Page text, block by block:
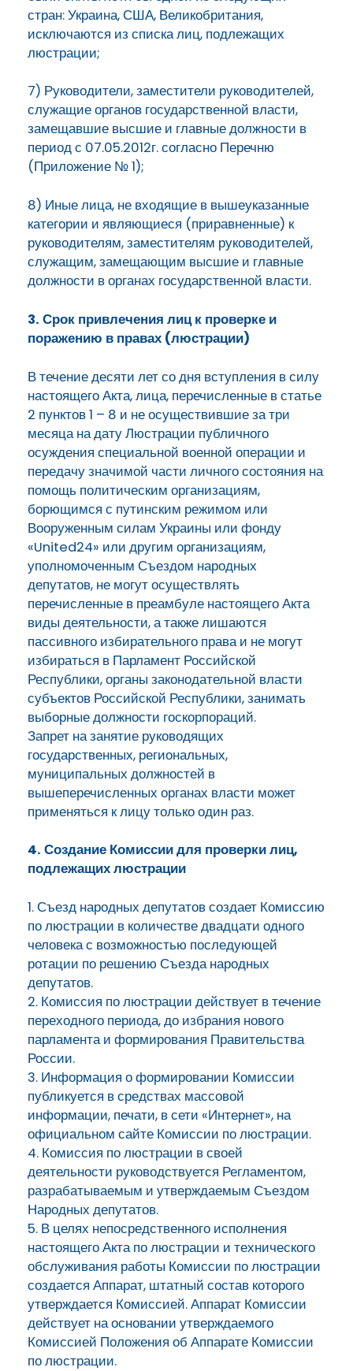
стран: Украина, США, Великобритания,
исключаются из списка лиц, подлежащих
люстрации;
7) Руководители, заместители руководителей,
служащие органов государственной власти,
замещавшие высшие и главные должности в
период с 07.05.2012г. согласно Перечню
(Приложение № 1);
8) Иные лица, не входящие в вышеуказанные
категории и являющиеся (приравненные) к
руководителям, заместителям руководителей,
служащим, замещающим высшие и главные
должности в органах государственной власти.
3. Срок привлечения лиц к проверке и
поражению в правах (люстрации)
В течение десяти лет со дня вступления в силу
настоящего Акта, лица, перечисленные в статье
2 пунктов 1 – 8 и не осуществившие за три
месяца на дату Люстрации публичного
осуждения специальной военной операции и
передачу значимой части личного состояния на
помощь политическим организациям,
борющимся с путинским режимом или
Вооруженным силам Украины или фонду
«United24» или другим организациям,
уполномоченным Съездом народных
депутатов, не могут осуществлять
перечисленные в преамбуле настоящего Акта
виды деятельности, а также лишаются
пассивного избирательного права и не могут
избираться в Парламент Российской
Республики, органы законодательной власти
субъектов Российской Республики, занимать
выборные должности госкорпораций.
Запрет на занятие руководящих
государственных, региональных,
муниципальных должностей в
вышеперечисленных органах власти может
применяться к лицу только один раз.
4. Создание Комиссии для проверки лиц,
подлежащих люстрации
1. Съезд народных депутатов создает Комиссию
по люстрации в количестве двадцати одного
человека с возможностью последующей
ротации по решению Съезда народных
депутатов.
2. Комиссия по люстрации действует в течение
переходного периода, до избрания нового
парламента и формирования Правительства
России.
3. Информация о формировании Комиссии
публикуется в средствах массовой
информации, печати, в сети «Интернет», на
официальном сайте Комиссии по люстрации.
4. Комиссия по люстрации в своей
деятельности руководствуется Регламентом,
разрабатываемым и утверждаемым Съездом
Народных депутатов.
5. В целях непосредственного исполнения
настоящего Акта по люстрации и технического
обслуживания работы Комиссии по люстрации
создается Аппарат, штатный состав которого
утверждается Комиссией. Аппарат Комиссии
действует на основании утверждаемого
Комиссией Положения об Аппарате Комиссии
по люстрации.